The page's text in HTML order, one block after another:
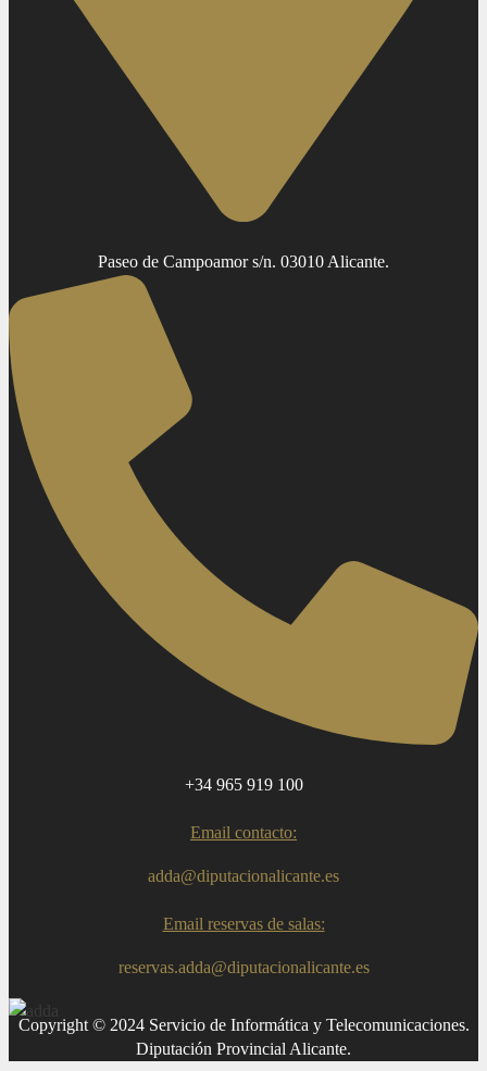
Paseo de Campoamor s/n. 03010 Alicante.
+34 965 919 100
Email contacto:
adda@diputacionalicante.es
Email reservas de salas:
reservas.adda@diputacionalicante.es
Copyright © 2024 Servicio de Informática y Telecomunicaciones.
Diputación Provincial Alicante.